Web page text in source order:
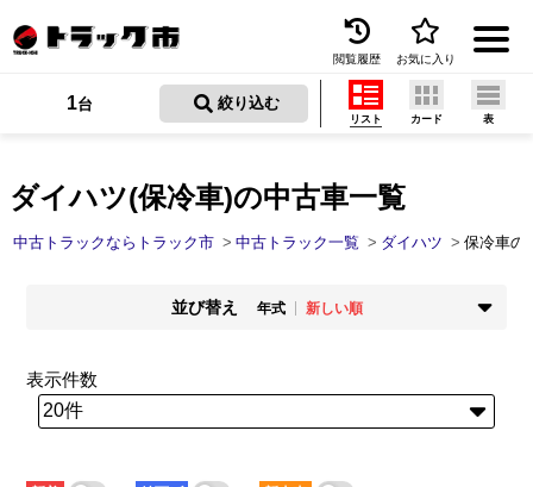
トラック買取
トラック市とは
閲覧履歴 お気に入り
ダイハツ(保冷車)の中古車一覧
1台 絞り込む
リスト カード 表
中古トラックならトラック市 中古トラック一覧 ダイハツ 保冷車の
並び替え 年式
新しい順
新着順
走行距離
少ない順
多い順
価格
安い順
高い順
少ない順
多い順
短い順
表示件数